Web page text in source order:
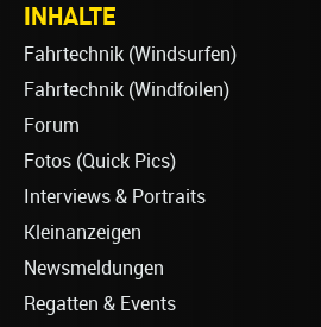
INHALTE
Fahrtechnik (Windsurfen)
Fahrtechnik (Windfoilen)
Forum
Fotos (Quick Pics)
Interviews & Portraits
Kleinanzeigen
Newsmeldungen
Regatten & Events